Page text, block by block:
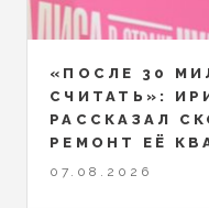
«ПОСЛЕ 30
СЧИТАТЬ»:
РАССКАЗАЛ
РЕМОНТ ЕЁ
07.08.2026